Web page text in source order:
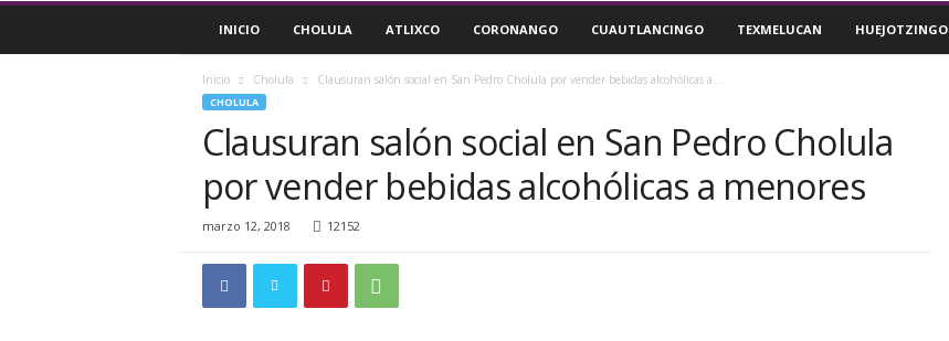
P
l
INICIO CHOLULA ATLIXCO CORONANGO CUAUTLANCINGO TEXMELUCAN HUEJOTZINGO
Inicio Cholula Clausuran salón social en San Pedro Cholula por vender bebidas alcohólicas a...
CHOLULA
Clausuran salón social en San Pedro Cholula
por vender bebidas alcohólicas a menores
marzo 12, 2018 12152